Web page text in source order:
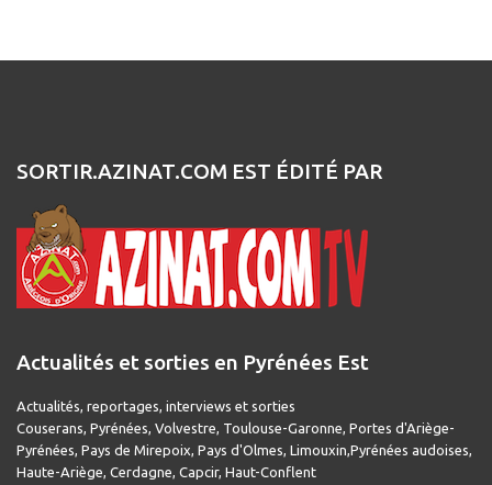
SORTIR.AZINAT.COM EST ÉDITÉ PAR
Actualités et sorties en Pyrénées Est
Actualités, reportages, interviews et sorties
Couserans, Pyrénées, Volvestre, Toulouse-Garonne, Portes d'Ariège-
Pyrénées, Pays de Mirepoix, Pays d'Olmes, Limouxin,Pyrénées audoises,
Haute-Ariège, Cerdagne, Capcir, Haut-Conflent